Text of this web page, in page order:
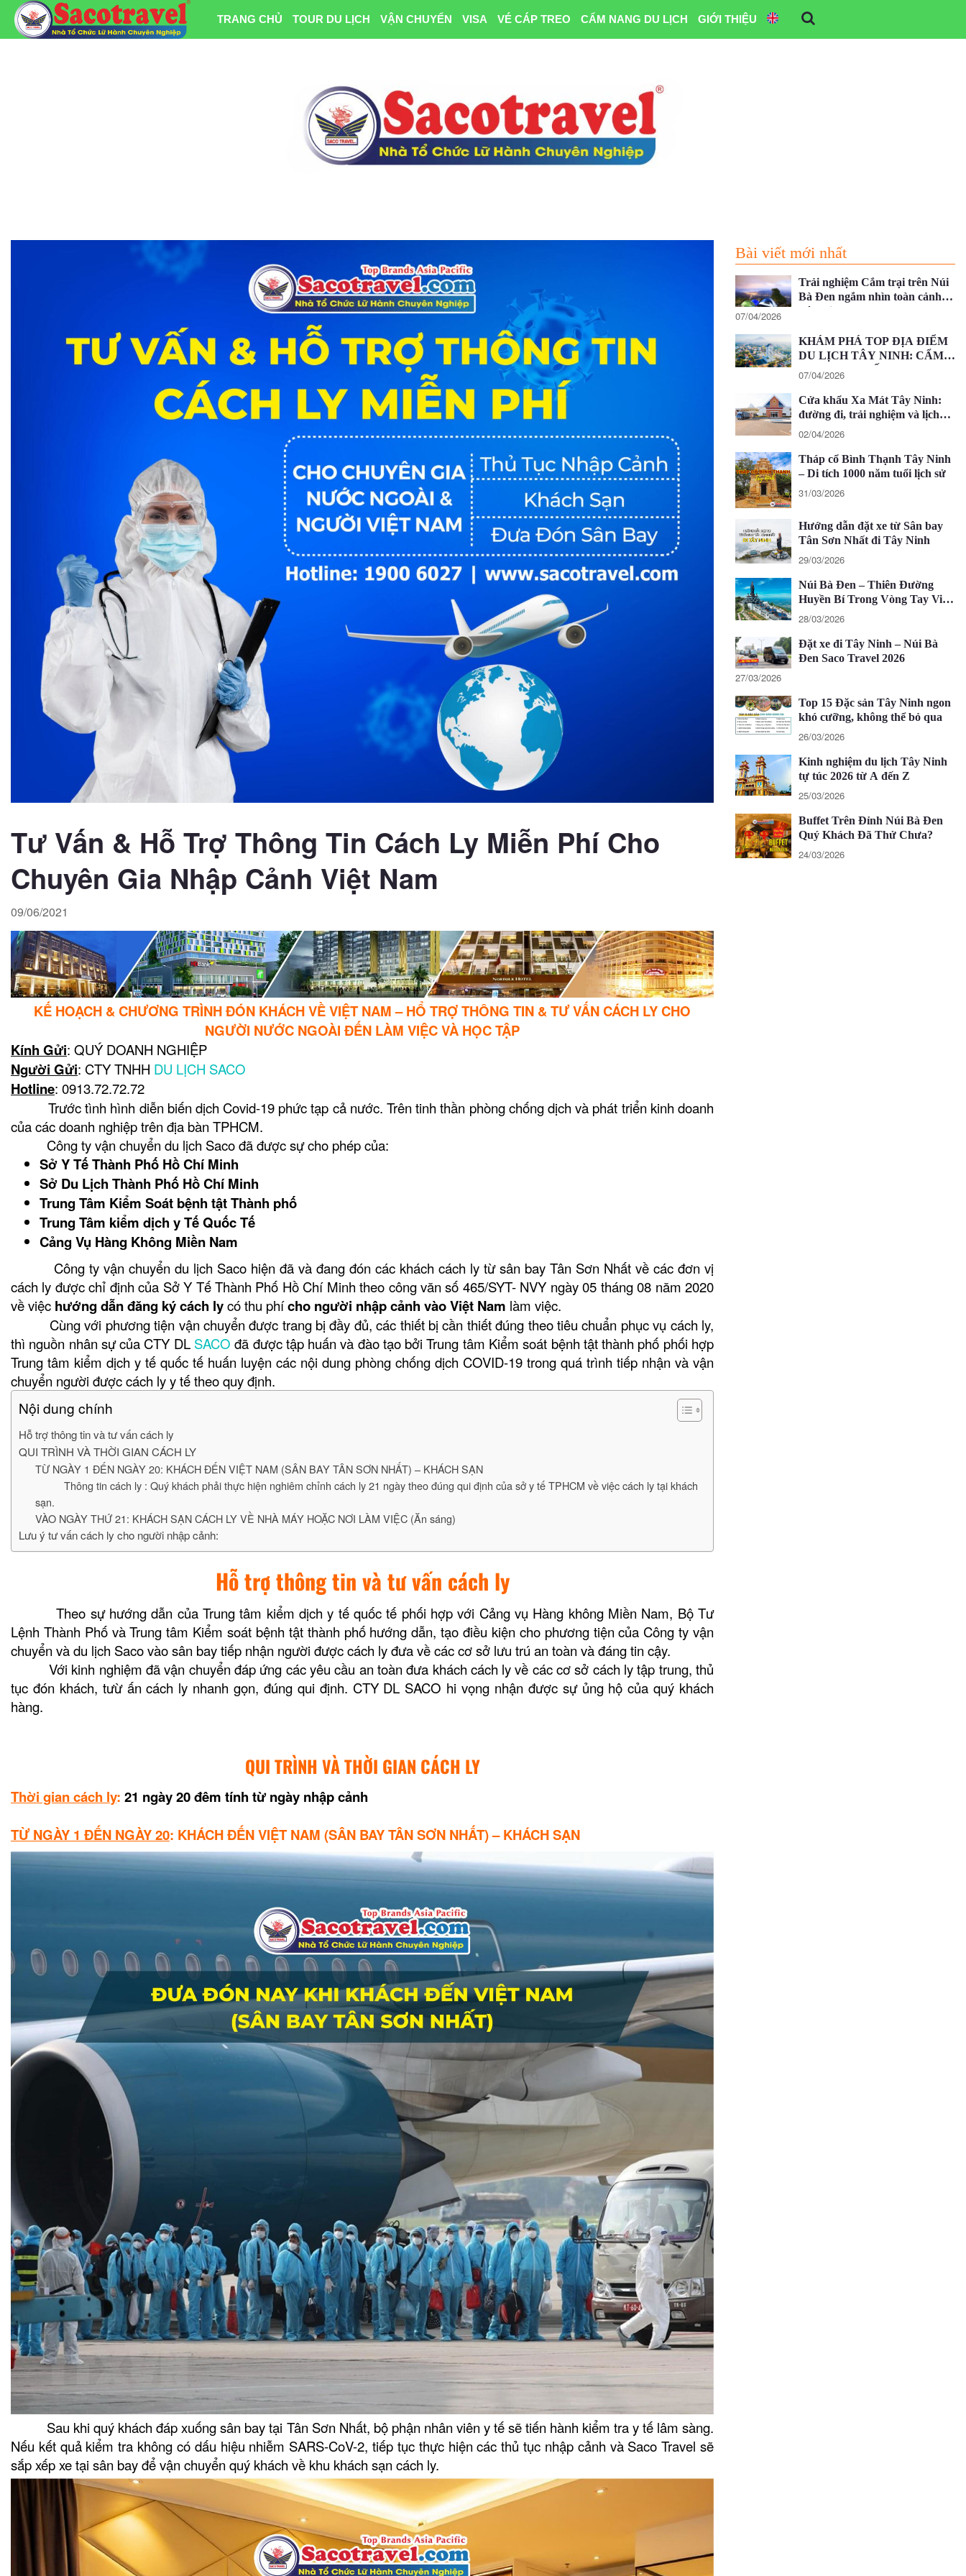
TRANG CHỦ TOUR DU LỊCH VẬN CHUYỂN VISA VÉ CÁP TREO CẨM NANG DU LỊCH GIỚI THIỆU
Tư Vấn & Hỗ Trợ Thông Tin Cách Ly Miễn Phí Cho
Chuyên Gia Nhập Cảnh Việt Nam
09/06/2021
KẾ HOẠCH & CHƯƠNG TRÌNH ĐÓN KHÁCH VỀ VIỆT NAM – HỔ TRỢ THÔNG TIN & TƯ VẤN CÁCH LY CHO
NGƯỜI NƯỚC NGOÀI ĐẾN LÀM VIỆC VÀ HỌC TẬP
Kính Gửi: QUÝ DOANH NGHIỆP
Người Gửi: CTY TNHH DU LỊCH SACO
Hotline: 0913.72.72.72
Trước tình hình diễn biến dịch Covid-19 phức tạp cả nước. Trên tinh thần phòng chống dịch và phát triển kinh doanh
của các doanh nghiệp trên địa bàn TPHCM.
Công ty vận chuyển du lịch Saco đã được sự cho phép của:
Sở Y Tế Thành Phố Hồ Chí Minh
Sở Du Lịch Thành Phố Hồ Chí Minh
Trung Tâm Kiểm Soát bệnh tật Thành phố
Trung Tâm kiểm dịch y Tế Quốc Tế
Cảng Vụ Hàng Không Miền Nam
Công ty vận chuyển du lịch Saco hiện đã và đang đón các khách cách ly từ sân bay Tân Sơn Nhất về các đơn vị
cách ly được chỉ định của Sở Y Tế Thành Phố Hồ Chí Minh theo công văn số 465/SYT- NVY ngày 05 tháng 08 năm 2020
về việc hướng dẫn đăng ký cách lycó thu phícho người nhập cảnh vào Việt Nam làm việc.
Cùng với phương tiện vận chuyển được trang bị đầy đủ, các thiết bị cần thiết đúng theo tiêu chuẩn phục vụ cách ly,
thì nguồn nhân sự của CTY DL SACO đã được tập huấn và đào tạo bởi Trung tâm Kiểm soát bệnh tật thành phố phối hợp
Trung tâm kiểm dịch y tế quốc tế huấn luyện các nội dung phòng chống dịch COVID-19 trong quá trình tiếp nhận và vận
chuyển người được cách ly y tế theo quy định.
Nội dung chính
Hỗ trợ thông tin và tư vấn cách ly
QUI TRÌNH VÀ THỜI GIAN CÁCH LY
TỪ NGÀY 1 ĐẾN NGÀY 20: KHÁCH ĐẾN VIỆT NAM (SÂN BAY TÂN SƠN NHẤT) – KHÁCH SẠN
Thông tin cách ly : Quý khách phải thực hiện nghiêm chỉnh cách ly 21 ngày theo đúng qui định của sở y tế TPHCM về việc cách ly tại khách
sạn.
VÀO NGÀY THỨ 21: KHÁCH SẠN CÁCH LY VỀ NHÀ MÁY HOẶC NƠI LÀM VIỆC (Ăn sáng)
Lưu ý tư vấn cách ly cho người nhập cảnh:
Hỗ trợ thông tin và tư vấn cách ly
Theo sự hướng dẫn của Trung tâm kiểm dịch y tế quốc tế phối hợp với Cảng vụ Hàng không Miền Nam, Bộ Tư
Lệnh Thành Phố và Trung tâm Kiểm soát bệnh tật thành phố hướng dẫn, tạo điều kiện cho phương tiện của Công ty vận
chuyển và du lịch Saco vào sân bay tiếp nhận người được cách ly đưa về các cơ sở lưu trú an toàn và đáng tin cậy.
Với kinh nghiệm đã vận chuyển đáp ứng các yêu cầu an toàn đưa khách cách ly về các cơ sở cách ly tập trung, thủ
tục đón khách, tưừ ấn cách ly nhanh gọn, đúng qui định. CTY DL SACO hi vọng nhận được sự ủng hộ của quý khách
hàng.
QUI TRÌNH VÀ THỜI GIAN CÁCH LY
Thời gian cách ly: 21 ngày 20 đêm tính từ ngày nhập cảnh
TỪ NGÀY 1 ĐẾN NGÀY20: KHÁCH ĐẾN VIỆT NAM (SÂN BAY TÂN SƠN NHẤT) – KHÁCH SẠN
Sau khi quý khách đáp xuống sân bay tại Tân Sơn Nhất, bộ phận nhân viên y tế sẽ tiến hành kiểm tra y tế lâm sàng.
Nếu kết quả kiểm tra không có dấu hiệu nhiễm SARS-CoV-2, tiếp tục thực hiện các thủ tục nhập cảnh và Saco Travel sẽ
sắp xếp xe tại sân bay để vận chuyển quý khách về khu khách sạn cách ly.
Bài viết mới nhất
Trải nghiệm Cắm trại trên Núi
Bà Đen ngắm nhìn toàn cảnh
Tây Ninh
07/04/2026
KHÁM PHÁ TOP ĐỊA ĐIỂM
DU LỊCH TÂY NINH: CẨM
NANG CHI TIẾT 2026
07/04/2026
Cửa khẩu Xa Mát Tây Ninh:
đường đi, trải nghiệm và lịch
trình 1 ngày
02/04/2026
Tháp cổ Bình Thạnh Tây Ninh
– Di tích 1000 năm tuổi lịch sử
31/03/2026
Hướng dẫn đặt xe từ Sân bay
Tân Sơn Nhất đi Tây Ninh
29/03/2026
Núi Bà Đen – Thiên Đường
Huyền Bí Trong Vòng Tay Việt
Nam
28/03/2026
Đặt xe đi Tây Ninh – Núi Bà
Đen Saco Travel 2026
27/03/2026
Top 15 Đặc sản Tây Ninh ngon
khó cưỡng, không thể bỏ qua
26/03/2026
Kinh nghiệm du lịch Tây Ninh
tự túc 2026 từ A đến Z
25/03/2026
Buffet Trên Đỉnh Núi Bà Đen
Quý Khách Đã Thử Chưa?
24/03/2026